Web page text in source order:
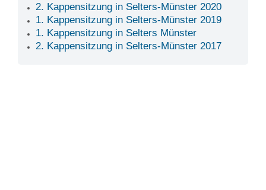
2. Kappensitzung in Selters-Münster 2020
1. Kappensitzung in Selters-Münster 2019
1. Kappensitzung in Selters Münster
2. Kappensitzung in Selters-Münster 2017